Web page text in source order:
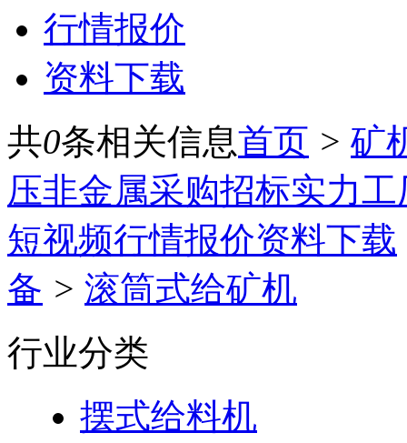
行情报价
资料下载
共0条相关信息首页 > 矿
压非金属采购招标实力工
短视频行情报价资料下载
备 > 滚筒式给矿机
行业分类
摆式给料机